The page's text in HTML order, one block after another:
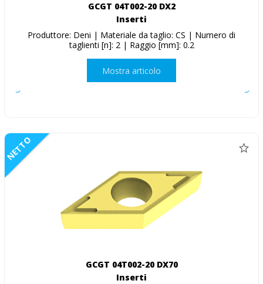
GCGT 04T002-20 DX2
Inserti
Produttore: Deni | Materiale da taglio: CS | Numero di
taglienti [n]: 2 | Raggio [mm]: 0.2
Mostra articolo
NETTO
GCGT 04T002-20 DX70
Inserti